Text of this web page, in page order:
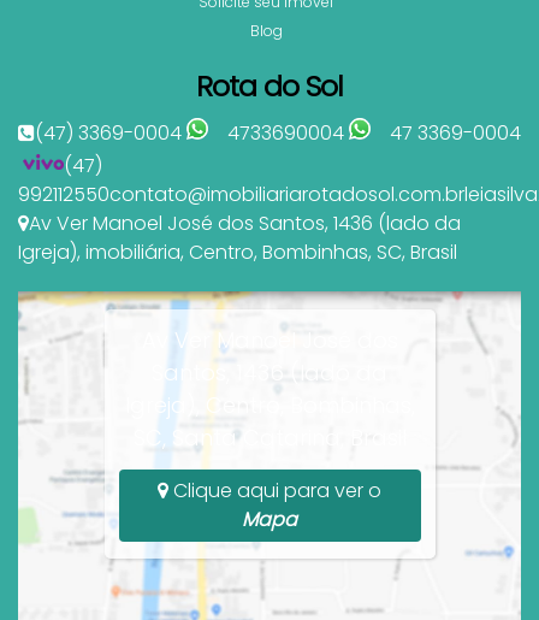
Blog
Rota do Sol
(47) 3369-0004 4733690004
47 3369-0004
(47)
992112550contato@imobiliariarotadosol.com.br
Av Ver Manoel José dos Santos, 1436 (lado da
Igreja), imobiliária, Centro, Bombinhas, SC, Brasil
Av Ver Manoel José dos
Santos, 1436 (lado da
Igreja), Centro, Bombinhas,
SC, Santa Catarina, Brasil
Clique aqui para ver o
Mapa